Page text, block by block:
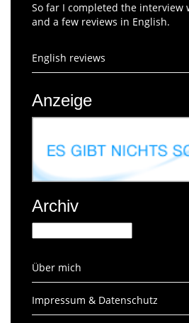
So far I completed the interview
and a few reviews in English.
English reviews
Anzeige
Archiv
Über mich
Impressum & Datenschutz